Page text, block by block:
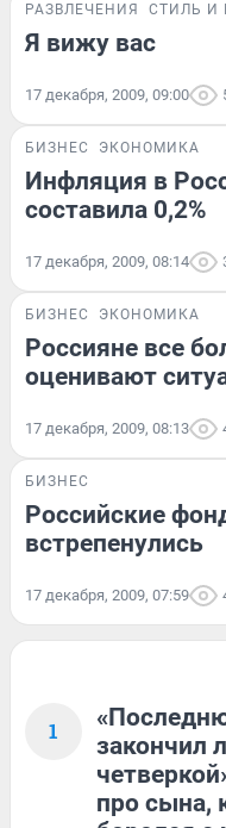
РАЗВЛЕЧЕНИЯ СТИЛЬ И
Я вижу вас
17 декабря, 2009, 09:00
БИЗНЕС ЭКОНОМИКА
Инфляция в
составила 0,2%
17 декабря, 2009, 08:14
БИЗНЕС ЭКОНОМИКА
Россияне все
оценивают
17 декабря, 2009, 08:13
БИЗНЕС
Российские
встрепенулись
17 декабря, 2009, 07:59
1
закончил
про сына,